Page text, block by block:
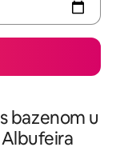
bazenom u